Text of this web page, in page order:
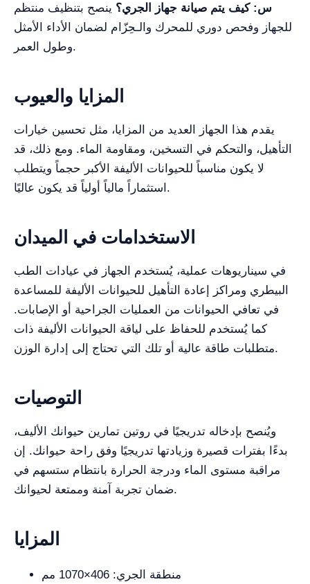
س: كيف يتم صيانة جهاز الجري؟ ينصح بتنظيف منتظم
للجهاز وفحص دوري للمحرك والـحِزّام لضمان الأداء الأمثل
وطول العمر.
المزايا والعيوب
يقدم هذا الجهاز العديد من المزايا، مثل تحسين خيارات
التأهيل، والتحكم في التسخين، ومقاومة الماء. ومع ذلك، قد
لا يكون مناسباً للحيوانات الأليفة الأكبر حجماً ويتطلب
استثماراً مالياً أولياً قد يكون عاليًا.
الاستخدامات في الميدان
في سيناريوهات عملية، يُستخدم الجهاز في عيادات الطب
البيطري ومراكز إعادة التأهيل للحيوانات الأليفة للمساعدة
في تعافي الحيوانات من العمليات الجراحية أو الإصابات.
كما يُستخدم للحفاظ على لياقة الحيوانات الأليفة ذات
متطلبات طاقة عالية أو تلك التي تحتاج إلى إدارة الوزن.
التوصيات
ويُنصح بإدخاله تدريجيًا في روتين تمارين حيوانك الأليف،
بدءًا بفترات قصيرة وزيادتها تدريجيًا وفق راحة حيوانك. إن
مراقبة مستوى الماء ودرجة الحرارة بانتظام ستسهم في
ضمان تجربة آمنة وممتعة لحيوانك.
المزايا
منطقة الجري: 406×1070 مم